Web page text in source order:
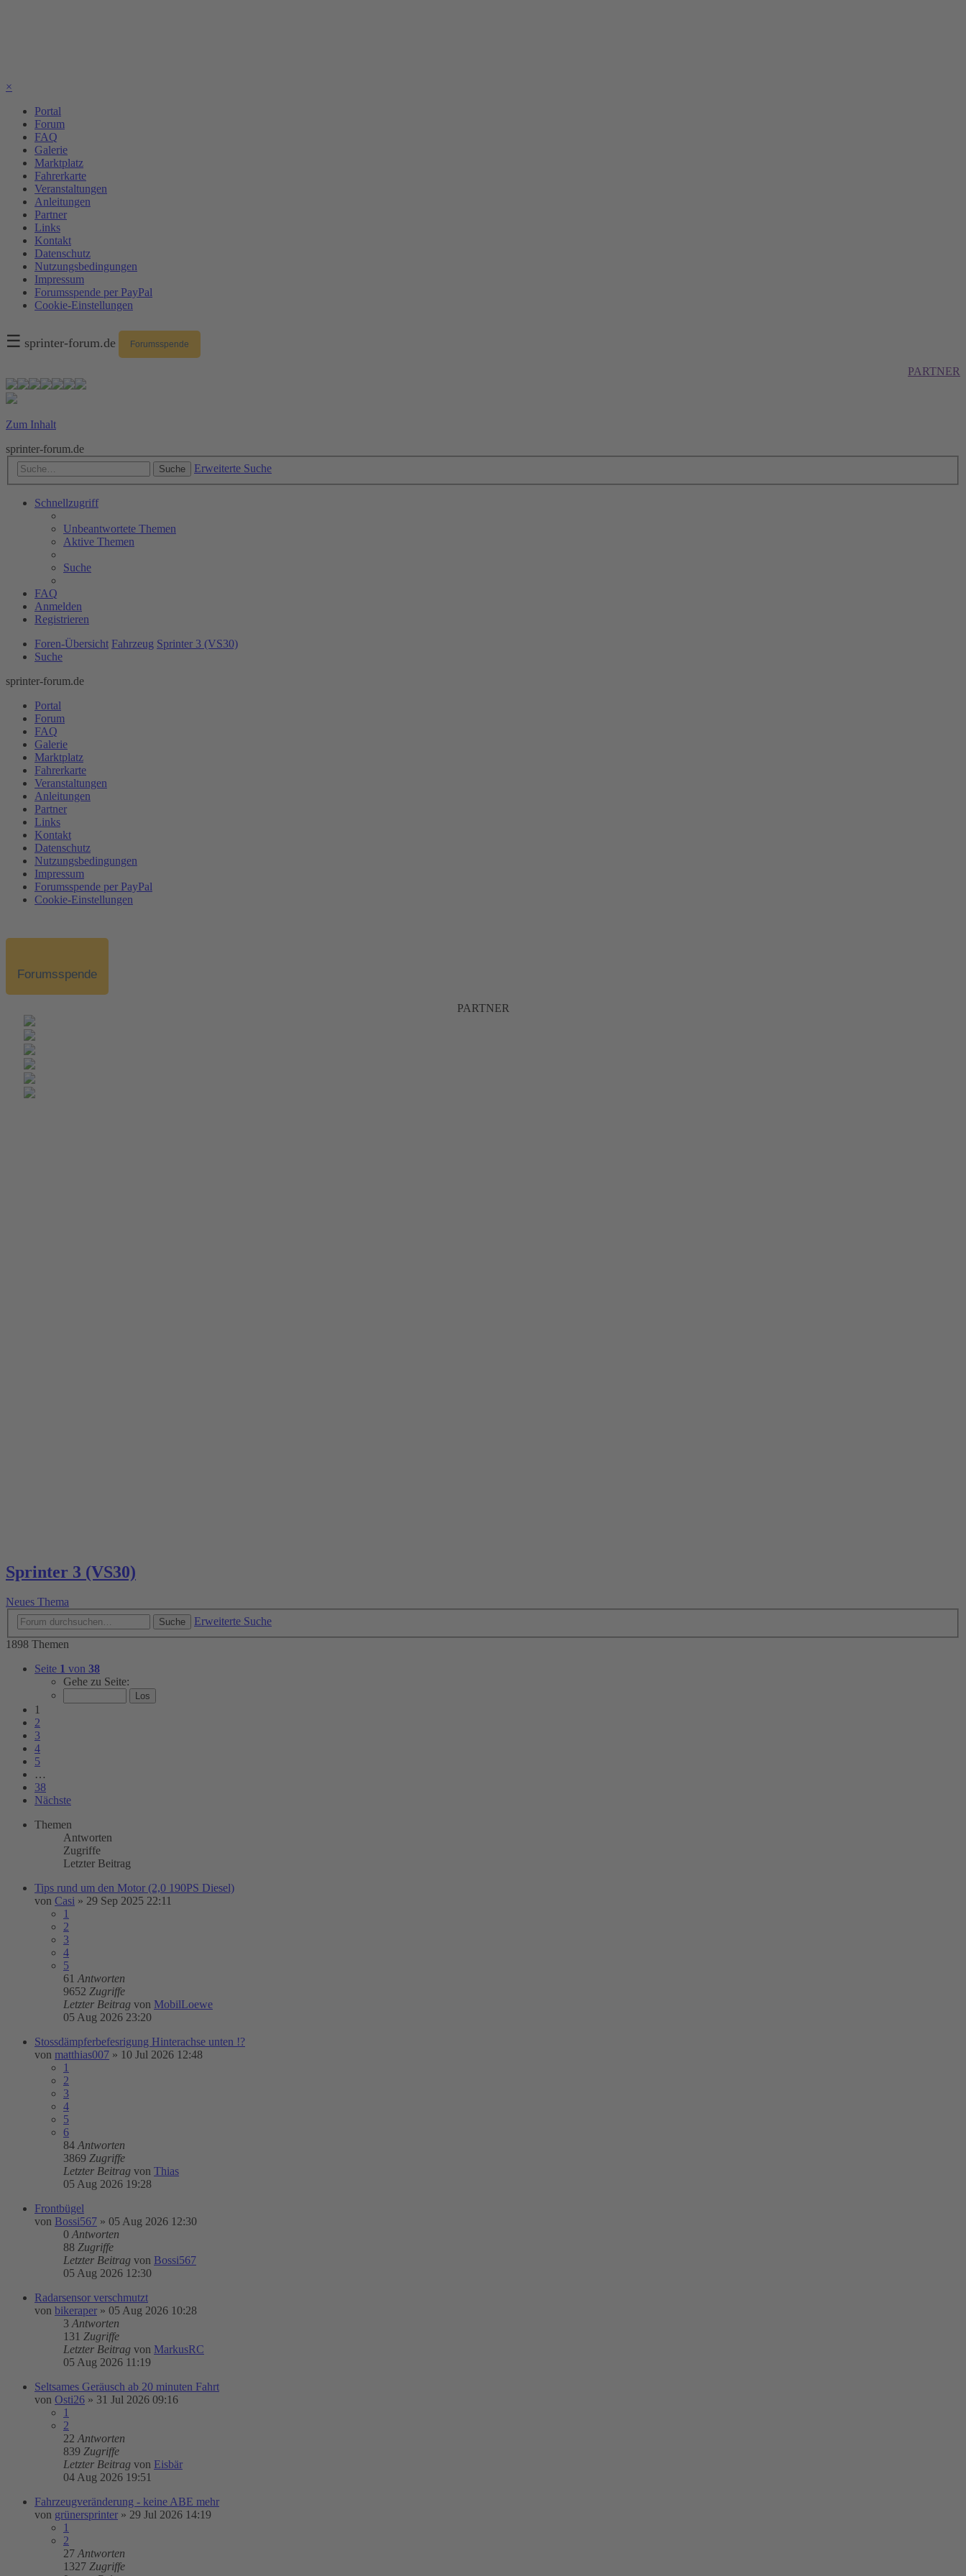
×
Portal
Forum
FAQ
Galerie
Marktplatz
Fahrerkarte
Veranstaltungen
Anleitungen
Partner
Links
Kontakt
Datenschutz
Nutzungsbedingungen
Impressum
Forumsspende per PayPal
Cookie-Einstellungen
☰ sprinter-forum.de Forumsspende
PARTNER
Zum Inhalt
sprinter-forum.de
Suche Erweiterte Suche
Schnellzugriff
Unbeantwortete Themen
Aktive Themen
Suche
FAQ
Anmelden
Registrieren
Foren-Übersicht Fahrzeug Sprinter 3 (VS30)
Suche
sprinter-forum.de
Portal
Forum
FAQ
Galerie
Marktplatz
Fahrerkarte
Veranstaltungen
Anleitungen
Partner
Links
Kontakt
Datenschutz
Nutzungsbedingungen
Impressum
Forumsspende per PayPal
Cookie-Einstellungen
Forumsspende
PARTNER
Sprinter 3 (VS30)
Neues Thema
Suche
Erweiterte Suche
1898 Themen
Seite 1 von 38
Gehe zu Seite:
1
2
3
4
5
…
38
Nächste
Themen
Antworten
Zugriffe
Letzter Beitrag
Tips rund um den Motor (2,0 190PS Diesel)
von Casi » 29 Sep 2025 22:11
1
2
3
4
5
61 Antworten
9652 Zugriffe
Letzter Beitrag von MobilLoewe
05 Aug 2026 23:20
Stossdämpferbefesrigung Hinterachse unten !?
von matthias007 » 10 Jul 2026 12:48
1
2
3
4
5
6
84 Antworten
3869 Zugriffe
Letzter Beitrag von Thias
05 Aug 2026 19:28
Frontbügel
von Bossi567 » 05 Aug 2026 12:30
0 Antworten
88 Zugriffe
Letzter Beitrag von Bossi567
05 Aug 2026 12:30
Radarsensor verschmutzt
von bikeraper » 05 Aug 2026 10:28
3 Antworten
131 Zugriffe
Letzter Beitrag von MarkusRC
05 Aug 2026 11:19
Seltsames Geräusch ab 20 minuten Fahrt
von Osti26 » 31 Jul 2026 09:16
1
2
22 Antworten
839 Zugriffe
Letzter Beitrag von Eisbär
04 Aug 2026 19:51
Fahrzeugveränderung - keine ABE mehr
von grünersprinter » 29 Jul 2026 14:19
1
2
27 Antworten
1327 Zugriffe